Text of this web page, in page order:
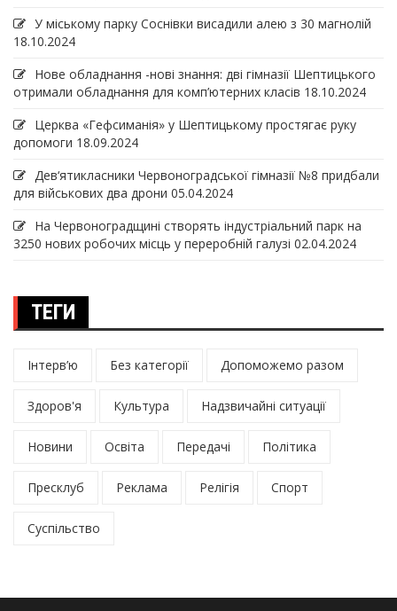
У міському парку Соснівки висадили алею з 30 магнолій
18.10.2024
Нове обладнання -нові знання: дві гімназії Шептицького
отримали обладнання для комп’ютерних класів 18.10.2024
Церква «Гефсиманія» у Шептицькому простягає руку
допомоги 18.09.2024
Дев‘ятикласники Червоноградської гімназії №8 придбали
для військових два дрони 05.04.2024
На Червоноградщині створять індустріальний парк на
3250 нових робочих місць у переробній галузі 02.04.2024
ТЕГИ
Інтерв’ю Без категорії Допоможемо разом
Здоров'я Культура Надзвичайні ситуації
Новини Освіта Передачі Політика
Пресклуб Реклама Релігія Спорт
Суспільство